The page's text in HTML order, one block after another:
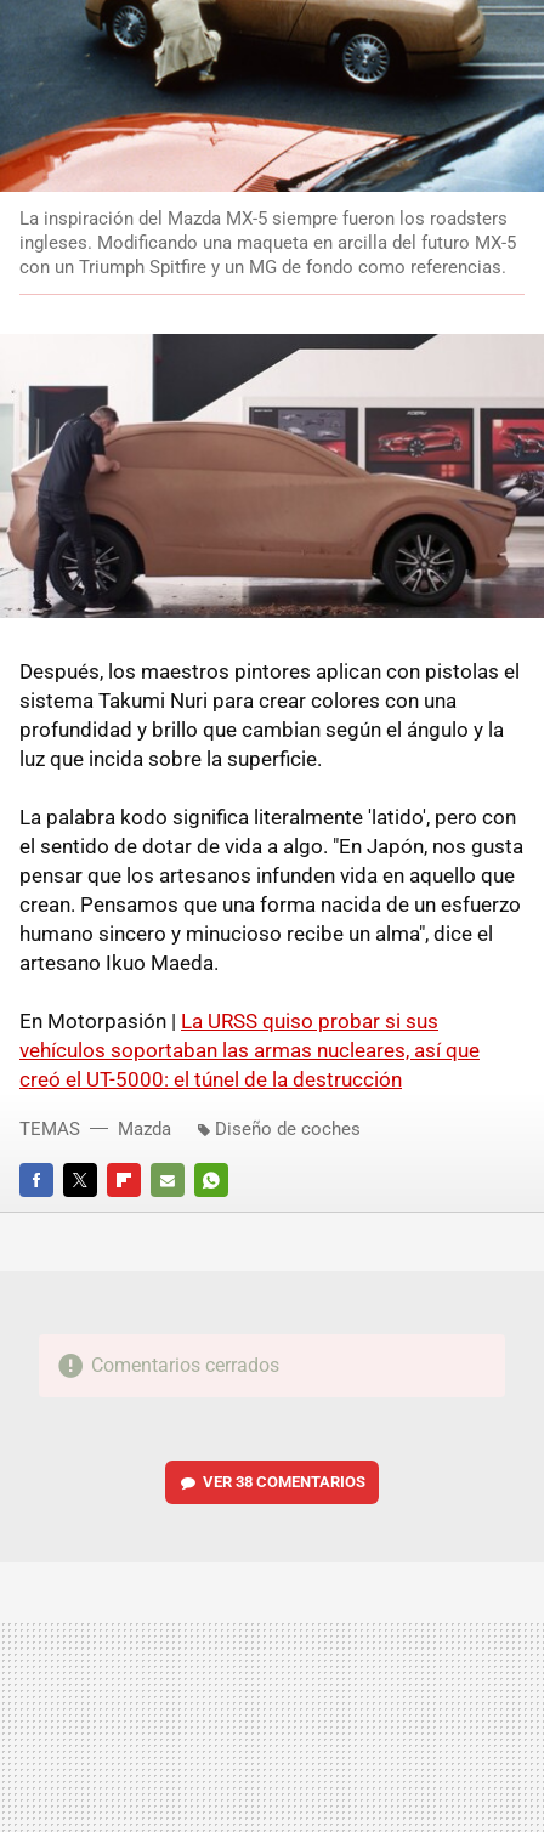
La inspiración del Mazda MX-5 siempre fueron los roadsters
ingleses. Modificando una maqueta en arcilla del futuro MX-5
con un Triumph Spitfire y un MG de fondo como referencias.
Después, los maestros pintores aplican con pistolas el
sistema Takumi Nuri para crear colores con una
profundidad y brillo que cambian según el ángulo y la
luz que incida sobre la superficie.
La palabra kodo significa literalmente 'latido', pero con
el sentido de dotar de vida a algo. "En Japón, nos gusta
pensar que los artesanos infunden vida en aquello que
crean. Pensamos que una forma nacida de un esfuerzo
humano sincero y minucioso recibe un alma", dice el
artesano Ikuo Maeda.
En Motorpasión | La URSS quiso probar si sus
vehículos soportaban las armas nucleares, así que
creó el UT-5000: el túnel de la destrucción
FACEBOOKTWITTERFLIPBOARD
E-
WHATSAPP
TEMAS Mazda Diseño de coches
Comentarios cerrados
VER 38 COMENTARIOS